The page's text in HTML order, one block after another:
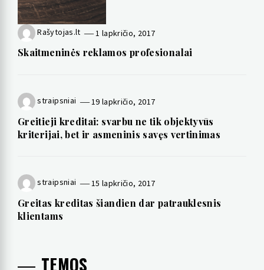
Rašytojas.lt 1 lapkričio, 2017
Skaitmeninės reklamos profesionalai
straipsniai 19 lapkričio, 2017
Greitieji kreditai: svarbu ne tik objektyvūs
kriterijai, bet ir asmeninis savęs vertinimas
straipsniai 15 lapkričio, 2017
Greitas kreditas šiandien dar patrauklesnis
klientams
TEMOS